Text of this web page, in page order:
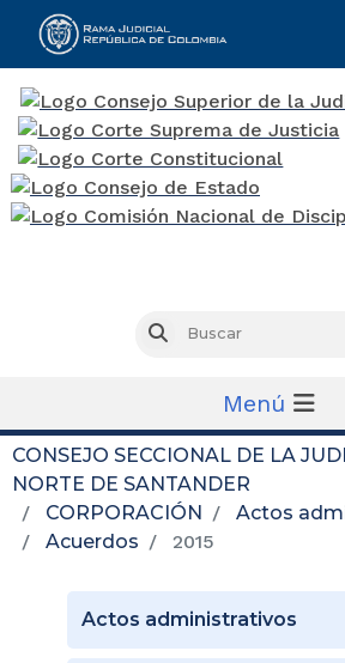
Buscar
Menú
CONSEJO SECCIONAL DE LA
NORTE DE SANTANDER
CORPORACIÓN
Actos
Acuerdos
2015
Actos administrativos